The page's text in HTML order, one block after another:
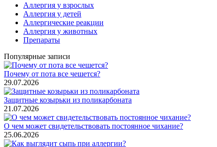
Аллергия у взрослых
Аллергия у детей
Аллергические реакции
Аллергия у животных
Препараты
Популярные записи
Почему от пота все чешется?
29.07.2026
Защитные козырьки из поликарбоната
21.07.2026
О чем может свидетельствовать постоянное чихание?
25.06.2026